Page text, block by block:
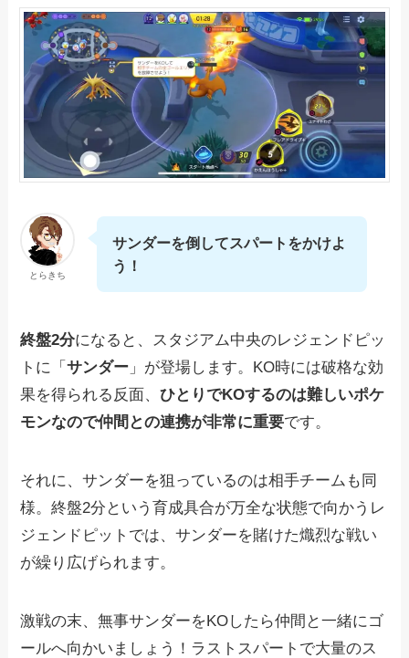
とらきち
サンダーを倒してスパートをかけよ
う！
終盤2分になると、スタジアム中央のレジェンドピッ
トに「サンダー 」が登場します。KO時には破格な効
果を得られる反面、ひとりでKOするのは難しいポケ
モンなので仲間との連携が非常に重要です。
それに、サンダーを狙っているのは相手チームも同
様。終盤2分という育成具合が万全な状態で向かうレ
ジェンドピットでは、サンダーを賭けた熾烈な戦い
が繰り広げられます。
激戦の末、無事サンダーをKOしたら仲間と一緒にゴ
ールへ向かいましょう！ラストスパートで大量のス